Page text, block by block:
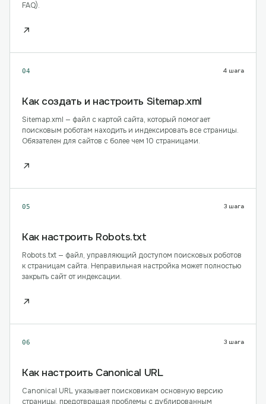
FAQ).
↗
04 4 шага
Как создать и настроить Sitemap.xml
Sitemap.xml — файл с картой сайта, который помогает
поисковым роботам находить и индексировать все страницы.
Обязателен для сайтов с более чем 10 страницами.
↗
05 3 шага
Как настроить Robots.txt
Robots.txt — файл, управляющий доступом поисковых роботов
к страницам сайта. Неправильная настройка может полностью
закрыть сайт от индексации.
↗
06 3 шага
Как настроить Canonical URL
Canonical URL указывает поисковикам основную версию
страницы, предотвращая проблемы с дублированным